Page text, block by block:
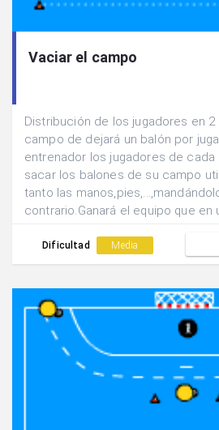
Vaciar el campo
Distribución de los jugadores en
campo de dejará un balón por
entrenador los jugadores de cada
sacar los balones de su campo
tanto las
contrario.Ganará el equipo que en
Dificultad Media